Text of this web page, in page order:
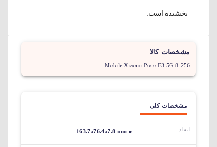
بخشیده‌ است.
مشخصات کالا
Mobile Xiaomi Poco F3 5G 8-256
مشخصات کلی
ابعاد 163.7x76.4x7.8 mm